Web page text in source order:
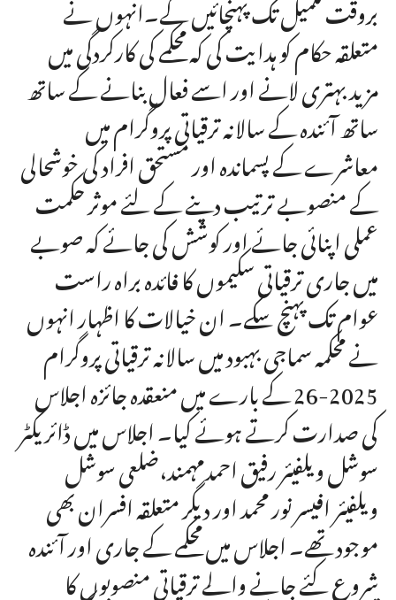
متعلقہ حکام کو ہدایت کی کہ محکمے کی کارکردگی میں
مزید بہتری لانے اور اسے فعال بنانے کے ساتھ
ساتھ آئندہ کے سالانہ ترقیاتی پروگرام میں
معاشرے کے پسماندہ اور مستحق افراد کی خوشحالی
کے منصوبے ترتیب دینے کے لئے موثر حکمت
عملی اپنائی جائے اور کوشش کی جائے کہ صوبے
میں جاری ترقیاتی سکیموں کا فائدہ براہ راست
عوام تک پہنچ سکے۔ ان خیالات کا اظہار انہوں
نے محکمہ سماجی بہبود میں سالانہ ترقیاتی پروگرام
2025-26 کے بارے میں منعقدہ جائزہ اجلاس
کی صدارت کرتے ہوئے کیا۔ اجلاس میں ڈائریکٹر
سوشل ویلفیئر رفیق احمدمہمند،ضلعی سوشل
ویلفیئر افیسر نور محمد اور دیگر متعلقہ افسران بھی
موجود تھے۔ اجلاس میں محکمے کے جاری اور آئندہ
شروع کئے جانے والے ترقیاتی منصوبوں کا